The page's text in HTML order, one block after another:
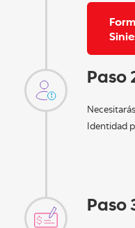
Paso
Identidad
Paso